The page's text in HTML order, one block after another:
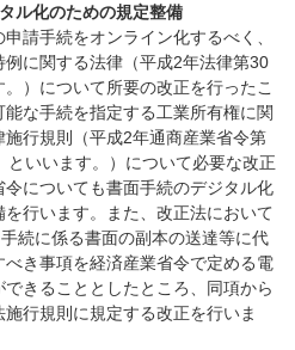
ル化のための規定整備
請手続をオンライン化するべく、
に関する法律（平成2年法律第30
）について所要の改正を行ったこ
な手続を指定する工業所有権に関
行規則（平成2年通商産業省令第
いいます。）について必要な改正
についても書面手続のデジタル化
行います。また、改正法において
続に係る書面の副本の送達等に代
き事項を経済産業省令で定める電
きることとしたところ、同項から
行規則に規定する改正を行いま